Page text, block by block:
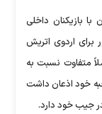
بازیکنان داخلی
برای اردوی اتریش
متفاوت نسبت به
خود اذعان داشت
جیب خود دارد.